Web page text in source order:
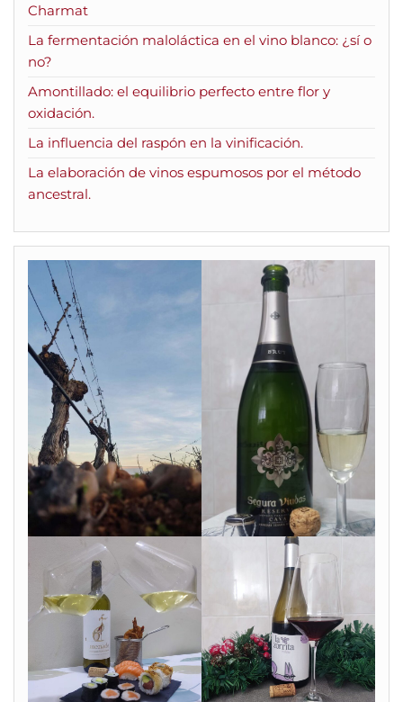
Charmat
La fermentación maloláctica en el vino blanco: ¿sí o
no?
Amontillado: el equilibrio perfecto entre flor y
oxidación.
La influencia del raspón en la vinificación.
La elaboración de vinos espumosos por el método
ancestral.